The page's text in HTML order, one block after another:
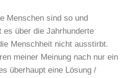
Menschen sind so und
es über die Jahrhunderte
Menschheit nicht ausstirbt.
meiner Meinung nach nur ein
überhaupt eine Lösung /